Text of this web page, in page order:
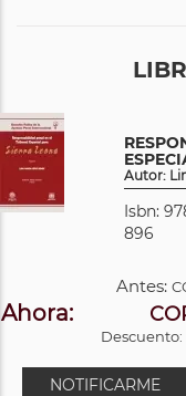
Autor:
Isbn:
896
Antes:
Ahora:
Descuento:
NOTIFICARME